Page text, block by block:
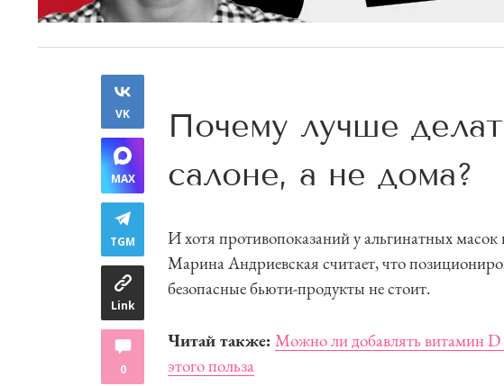
VK
MAX
TGM
Link
0
Почему лучше
салоне, а не дома?
И хотя противопоказаний у альгинатных
Марина Андриевская считает, что
безопасные бьюти-продукты не стоит.
Читай также: Можно ли добавлять витамин D
этого польза